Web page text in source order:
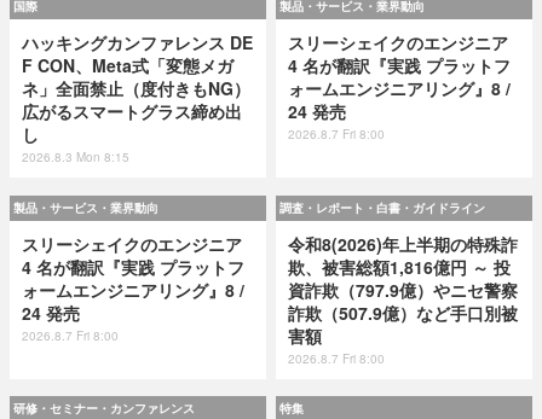
国際
ハッキングカンファレンス DE
F CON、Meta式「変態メガ
ネ」全面禁止（度付きもNG）
広がるスマートグラス締め出
し
2026.8.3 Mon 8:15
製品・サービス・業界動向
スリーシェイクのエンジニア
4 名が翻訳『実践 プラットフ
ォームエンジニアリング』8 /
24 発売
2026.8.7 Fri 8:00
製品・サービス・業界動向
スリーシェイクのエンジニア
4 名が翻訳『実践 プラットフ
ォームエンジニアリング』8 /
24 発売
2026.8.7 Fri 8:00
調査・レポート・白書・ガイドライン
令和8(2026)年上半期の特殊詐
欺、被害総額1,816億円 ～ 投
資詐欺（797.9億）やニセ警察
詐欺（507.9億）など手口別被
害額
2026.8.7 Fri 8:00
研修・セミナー・カンファレンス 特集